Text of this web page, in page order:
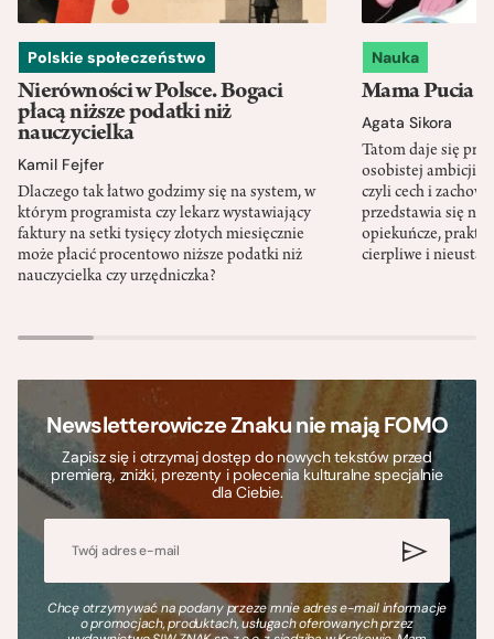
Polskie społeczeństwo
Nierówności w Polsce. Bogaci
płacą niższe podatki niż
nauczycielka
Kamil Fejfer
Dlaczego tak łatwo godzimy się na system, w
którym programista czy lekarz wystawiający
faktury na setki tysięcy złotych miesięcznie
może płacić procentowo niższe podatki niż
nauczycielka czy urzędniczka?
Nauka
Mama Pucia
Agata Sikora
Tatom daje się
osobistej ambicji,
czyli cech i
przedstawia się
opiekuńcze,
cierpliwe i
Newsletterowicze Znaku nie mają FOMO
Zapisz się i otrzymaj dostęp do nowych tekstów przed
premierą, zniżki, prezenty i polecenia kulturalne specjalnie
dla Ciebie.
Chcę otrzymywać na podany przeze mnie adres e-mail informacje
o promocjach, produktach, usługach oferowanych przez